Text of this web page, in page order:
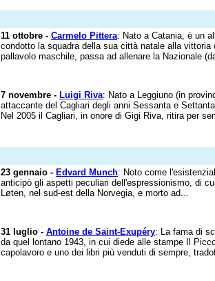
11 ottobre - Carmelo Pittera: Nato a Catania, è un
condotto la squadra della sua città natale alla vittoria
pallavolo maschile, passa ad allenare la Nazionale
7 novembre - Luigi Riva: Nato a Leggiuno (in
attaccante del Cagliari degli anni Sessanta e
Nel 2005 il Cagliari, in onore di Gigi Riva, ritira per
23 gennaio - Edvard Munch: Noto come
anticipò gli aspetti peculiari dell'espressionismo, di
Løten, nel sud-est della Norvegia, e morto ad...
31 luglio - Antoine de Saint-Exupéry: La fama di
da quel lontano 1943, in cui diede alle stampe Il
capolavoro e uno dei libri più venduti di sempre,